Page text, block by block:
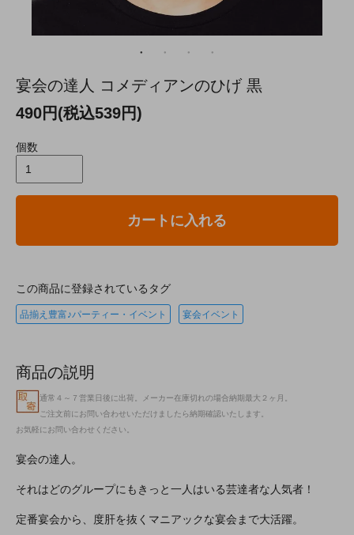
宴会の達人 コメディアンのひげ 黒
490円(税込539円)
個数
カートに入れる
この商品に登録されているタグ
品揃え豊富♪パーティー・イベント 宴会イベント
商品の説明
通常４～７営業日後に出荷。メーカー在庫切れの場合納期最大２ヶ月。
ご注文前にお問い合わせいただけましたら納期確認いたします。
お気軽にお問い合わせください。
宴会の達人。
それはどのグループにもきっと一人はいる芸達者な人気者！
定番宴会から、度肝を抜くマニアックな宴会まで大活躍。